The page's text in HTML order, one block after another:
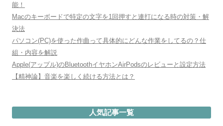
能！
Macのキーボードで特定の文字を1回押すと連打になる時の対策・解
決法
パソコン(PC)を使った作曲って具体的にどんな作業をしてるの？仕
組・内容を解説
Apple(アップル)のBluetoothイヤホンAirPodsのレビューと設定方法
【精神論】音楽を楽しく続ける方法とは？
人気記事一覧